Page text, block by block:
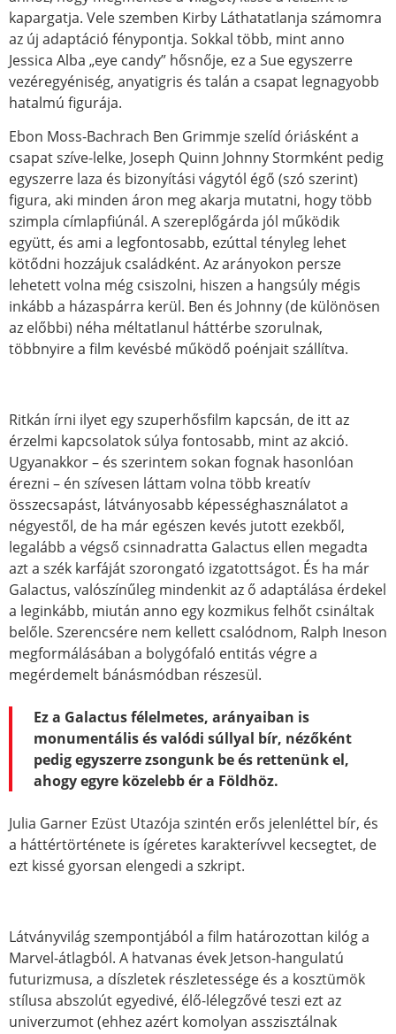
kapargatja. Vele szemben Kirby Láthatatlanja számomra
az új adaptáció fénypontja. Sokkal több, mint anno
Jessica Alba „eye candy” hősnője, ez a Sue egyszerre
vezéregyéniség, anyatigris és talán a csapat legnagyobb
hatalmú figurája.
Ebon Moss-Bachrach Ben Grimmje szelíd óriásként a
csapat szíve-lelke, Joseph Quinn Johnny Stormként pedig
egyszerre laza és bizonyítási vágytól égő (szó szerint)
figura, aki minden áron meg akarja mutatni, hogy több
szimpla címlapfiúnál. A szereplőgárda jól működik
együtt, és ami a legfontosabb, ezúttal tényleg lehet
kötődni hozzájuk családként. Az arányokon persze
lehetett volna még csiszolni, hiszen a hangsúly mégis
inkább a házaspárra kerül. Ben és Johnny (de különösen
az előbbi) néha méltatlanul háttérbe szorulnak,
többnyire a film kevésbé működő poénjait szállítva.
Ritkán írni ilyet egy szuperhősfilm kapcsán, de itt az
érzelmi kapcsolatok súlya fontosabb, mint az akció.
Ugyanakkor – és szerintem sokan fognak hasonlóan
érezni – én szívesen láttam volna több kreatív
összecsapást, látványosabb képességhasználatot a
négyestől, de ha már egészen kevés jutott ezekből,
legalább a végső csinnadratta Galactus ellen megadta
azt a szék karfáját szorongató izgatottságot. És ha már
Galactus, valószínűleg mindenkit az ő adaptálása érdekel
a leginkább, miután anno egy kozmikus felhőt csináltak
belőle. Szerencsére nem kellett csalódnom, Ralph Ineson
megformálásában a bolygófaló entitás végre a
megérdemelt bánásmódban részesül.
Ez a Galactus félelmetes, arányaiban is
monumentálisés valódi súllyal bír, nézőként
pedig egyszerre zsongunk be és rettenünk el,
ahogy egyre közelebb ér a Földhöz.
Julia Garner Ezüst Utazója szintén erős jelenléttel bír, és
a háttértörténete is ígéretes karakterívvel kecsegtet, de
ezt kissé gyorsan elengedi a szkript.
Látványvilág szempontjából a film határozottan kilóg a
Marvel-átlagból. A hatvanas évek Jetson-hangulatú
futurizmusa, a díszletek részletessége és a kosztümök
stílusa abszolút egyedivé, élő-lélegzővé teszi ezt az
univerzumot (ehhez azért komolyan asszisztálnak